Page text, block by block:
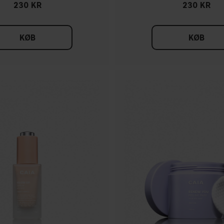
230 KR
KØB
230 KR
KØB